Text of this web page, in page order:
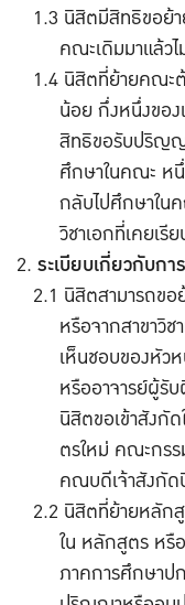
นิสิตมีสิทธิขอย้
คณะเดิมมาแล้ว
นิสิตที่ย้ายคณะต้
น้อย กึ่งหนึ่งของ
สิทธิขอรับปริญ
ศึกษาในคณะ ห
กลับไปศึกษาใน
วิชาเอกที่เคยเ
ระเบียบเกี่ยวกับก
นิสิตสามารถข
หรือจากสาขาวิช
เห็นชอบของหัว
หรืออาจารย์ผู้รั
นิสิตขอเข้าสังกั
ตรใหม่ คณะกร
คณบดีเจ้าสังกั
นิสิตที่ย้ายหลักสู
ใน หลักสูตร หรื
ภาคการศึกษาป